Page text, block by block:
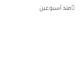
مند أسبوعين